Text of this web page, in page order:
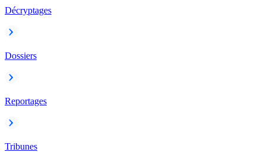
Décryptages
Dossiers
Reportages
Tribunes